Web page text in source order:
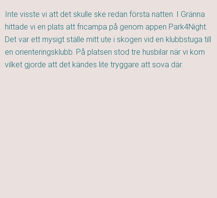
Inte visste vi att det skulle ske redan första natten. I Gränna
hittade vi en plats att fricampa på genom appen Park4Night.
Det var ett mysigt ställe mitt ute i skogen vid en klubbstuga till
en orienteringsklubb. På platsen stod tre husbilar när vi kom
vilket gjorde att det kändes lite tryggare att sova där.